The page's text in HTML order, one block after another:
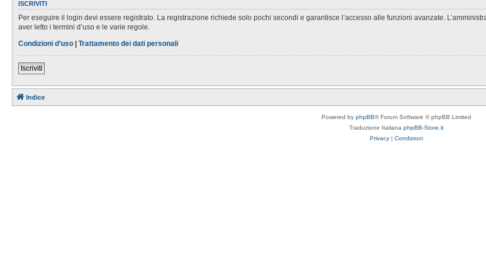
ISCRIVITI
Per eseguire il login devi essere registrato. La registrazione richiede solo pochi secondi e garantisce l’accesso alle funzioni avanzate.
aver letto i termini d’uso e le varie regole.
Condizioni d’uso | Trattamento dei dati personali
Iscriviti
Indice
Powered by phpBB® Forum Software © phpBB Limited
Traduzione Italiana phpBB-Store.it
Privacy | Condizioni